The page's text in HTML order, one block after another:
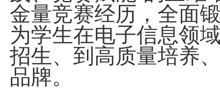
金量竞赛经历，全面
为学生在电子信息领
招生、到高质量培养
品牌。